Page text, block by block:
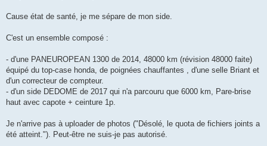
g
Cause état de santé, je me sépare de mon side.
C'est un ensemble composé :
- d'une PANEUROPEAN 1300 de 2014, 48000 km (révision 48000 faite)
équipé du top-case honda, de poignées chauffantes , d'une selle Briant et
d'un correcteur de compteur.
- d'un side DEDOME de 2017 qui n'a parcouru que 6000 km, Pare-brise
haut avec capote + ceinture 1p.
Je n'arrive pas à uploader de photos ("Désolé, le quota de fichiers joints a
été atteint."). Peut-être ne suis-je pas autorisé.